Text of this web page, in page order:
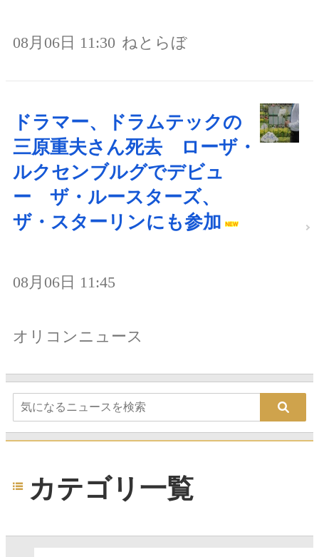
08月06日 11:30 ねとらぼ
ドラマー、ドラムテックの
三原重夫さん死去 ローザ・
ルクセンブルグでデビュ
ー ザ・ルースターズ、
ザ・スターリンにも参加
08月06日 11:45
オリコンニュース
カテゴリ一覧